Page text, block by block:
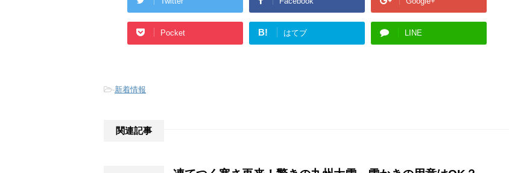
Pocket B! はてブ LINE
-新着情報
関連記事